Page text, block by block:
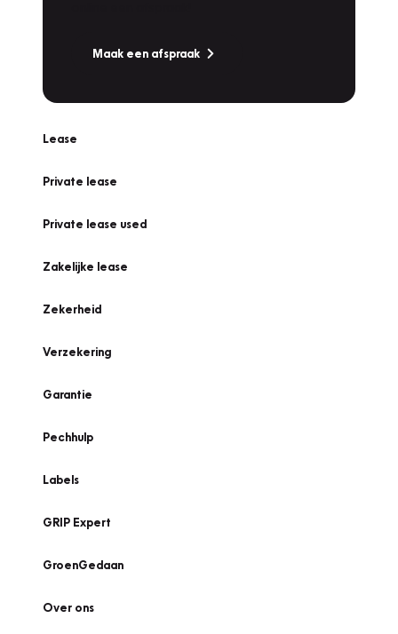
Maak een afspraak
Lease
Private lease
Private lease used
Zakelijke lease
Zekerheid
Verzekering
Garantie
Pechhulp
Labels
GRIP Expert
GroenGedaan
Over ons